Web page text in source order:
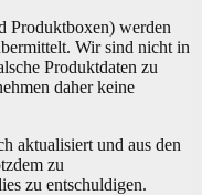
Produktboxen) werden
Wir sind nicht in
Produktdaten zu
daher keine
aktualisiert und aus den
zu
zu entschuldigen.